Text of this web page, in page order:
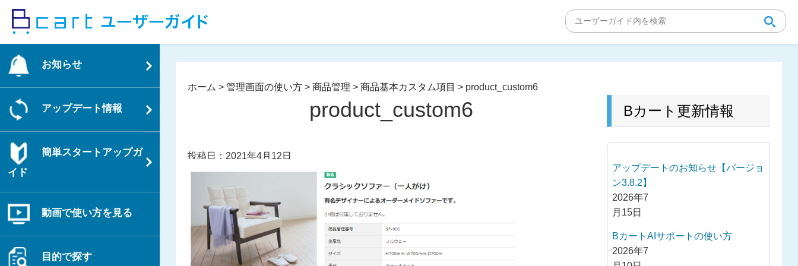
ッ
お知らせ
アップデート情報
簡単スタートアップガ
イド
動画で使い方を見る
目的で探す
ホーム >管理画面の使い方 >商品管理 >商品基本カスタム項目 > product_custom6
product_custom6
投稿日：2021年4月12日
Bカート更新情報
アップデートのお知らせ【バージョ
ン3.8.2】
2026年7
月15日
BカートAIサポートの使い方
2026年7